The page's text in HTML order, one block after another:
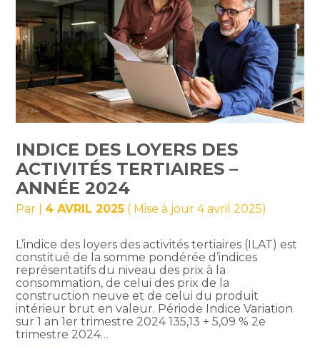
INDICE DES LOYERS DES
ACTIVITÉS TERTIAIRES –
ANNÉE 2024
Par 4 AVRIL 2025 ( Mise à jour 4 avril 2025)
L’indice des loyers des activités tertiaires (ILAT) est
constitué de la somme pondérée d’indices
représentatifs du niveau des prix à la
consommation, de celui des prix de la
construction neuve et de celui du produit
intérieur brut en valeur. Période Indice Variation
sur 1 an 1er trimestre 2024 135,13 + 5,09 % 2e
trimestre 2024…